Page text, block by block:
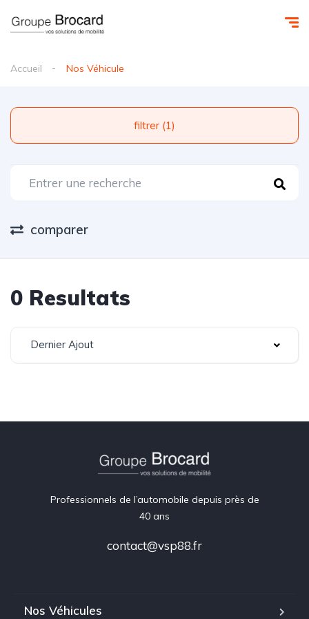
Accueil Nos Véhicule
filtrer (1)
comparer
0 Resultats
Dernier Ajout
Professionnels de l’automobile depuis près de
40 ans
contact@vsp88.fr
Nos Véhicules